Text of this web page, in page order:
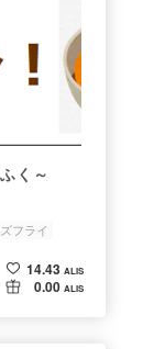
く～
フライ
14.43 ALIS
0.00 ALIS